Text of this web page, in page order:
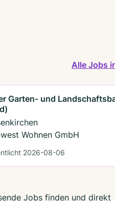
Alle Jobs
Garten- und
Wohnen GmbH
2026-08-06
Jobs finden und direkt